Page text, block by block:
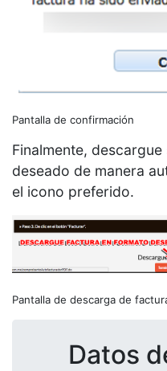
Pantalla de confirmación
Finalmente,
deseado de manera
el icono preferido.
Pantalla de descarga de
Datos